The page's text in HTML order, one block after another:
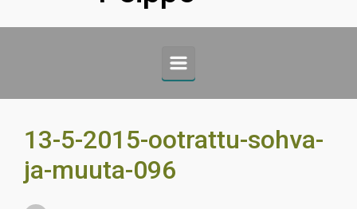
13-5-2015-ootrattu-sohva-
ja-muuta-096